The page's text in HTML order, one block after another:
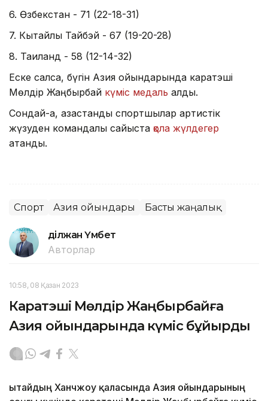
6. Өзбекстан - 71 (22-18-31)
7. Кытайлық Тайбэй - 67 (19-20-28)
8. Таиланд - 58 (12-14-32)
Еске салсақ, бүгін Азия ойындарында каратэші
Мөлдір Жаңбырбай күміс медаль алды.
Сондай-ақ, қазақстандық спортшылар артистік
жүзуден командалық сайыста қола жүлдегер
атанды.
Спорт Азия ойындары Басты жаңалық
Әділжан Үмбет
Авторлар
10:58, 08 Қазан 2023
Каратэші Мөлдір Жаңбырбайға
Азия ойындарында күміс бұйырды
Қытайдың Ханчжоу қаласында Азия ойындарының